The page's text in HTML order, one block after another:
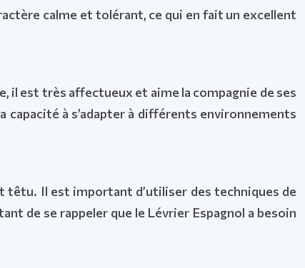
calme et tolérant, ce qui en fait un excellent
il est très affectueux et aime la compagnie de ses
à s’adapter à différents environnements
têtu. Il est important d’utiliser des techniques de
de se rappeler que le Lévrier Espagnol a besoin